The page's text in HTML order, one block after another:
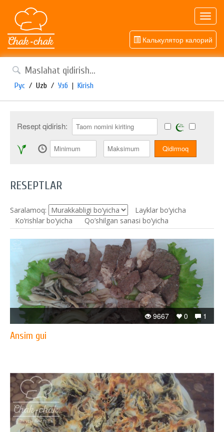
Калькулятор калорий
Рус / Uzb / Узб | Kirish
Resept qidirish:
RESEPTLAR
Saralamoq:
Layklar bo’yicha
Ko‘rishlar bo‘yicha
Qo’shilgan sanasi bo’yicha
1
0
9667
Ansim gui